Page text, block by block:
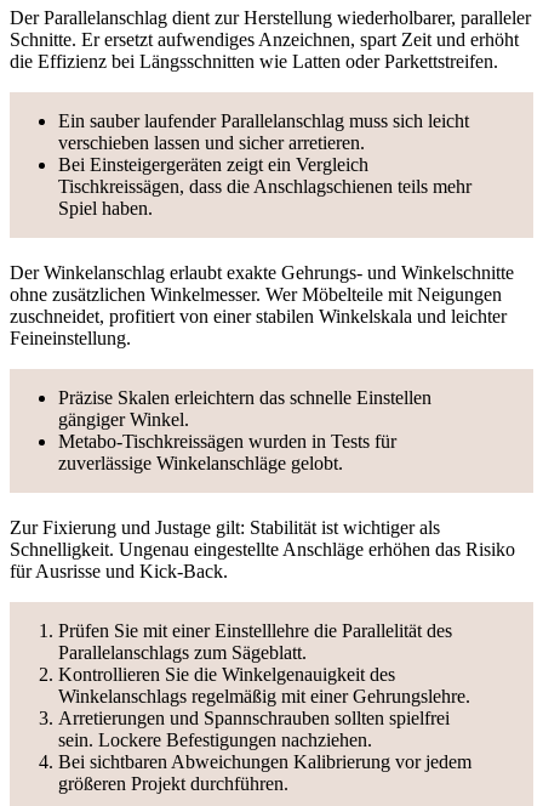
Der Parallelanschlag dient zur Herstellung wiederholbarer, paralleler
Schnitte. Er ersetzt aufwendiges Anzeichnen, spart Zeit und erhöht
die Effizienz bei Längsschnitten wie Latten oder Parkettstreifen.
Ein sauber laufender Parallelanschlag muss sich leicht
verschieben lassen und sicher arretieren.
Bei Einsteigergeräten zeigt ein Vergleich
Tischkreissägen, dass die Anschlagschienen teils mehr
Spiel haben.
Der Winkelanschlag erlaubt exakte Gehrungs- und Winkelschnitte
ohne zusätzlichen Winkelmesser. Wer Möbelteile mit Neigungen
zuschneidet, profitiert von einer stabilen Winkelskala und leichter
Feineinstellung.
Präzise Skalen erleichtern das schnelle Einstellen
gängiger Winkel.
Metabo-Tischkreissägen wurden in Tests für
zuverlässige Winkelanschläge gelobt.
Zur Fixierung und Justage gilt: Stabilität ist wichtiger als
Schnelligkeit. Ungenau eingestellte Anschläge erhöhen das Risiko
für Ausrisse und Kick-Back.
Prüfen Sie mit einer Einstelllehre die Parallelität des
Parallelanschlags zum Sägeblatt.
Kontrollieren Sie die Winkelgenauigkeit des
Winkelanschlags regelmäßig mit einer Gehrungslehre.
Arretierungen und Spannschrauben sollten spielfrei
sein. Lockere Befestigungen nachziehen.
Bei sichtbaren Abweichungen Kalibrierung vor jedem
größeren Projekt durchführen.